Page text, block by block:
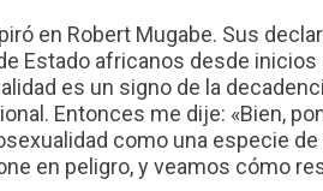
en Robert Mugabe. Sus
Estado africanos desde inicios
es un signo de la
Entonces me dije: «Bien,
como una especie
en peligro, y veamos cómo